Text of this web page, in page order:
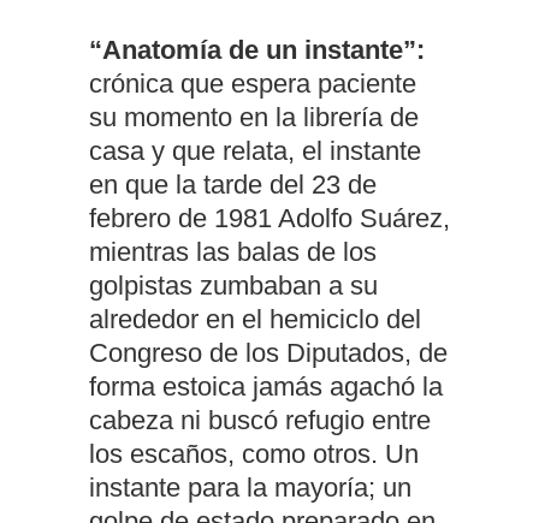
“Anatomía de un instante”:
crónica que espera paciente
su momento en la librería de
casa y que relata, el instante
en que la tarde del 23 de
febrero de 1981 Adolfo Suárez,
mientras las balas de los
golpistas zumbaban a su
alrededor en el hemiciclo del
Congreso de los Diputados, de
forma estoica jamás agachó la
cabeza ni buscó refugio entre
los escaños, como otros. Un
instante para la mayoría; un